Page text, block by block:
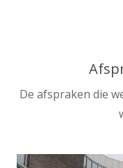
De afspraken die